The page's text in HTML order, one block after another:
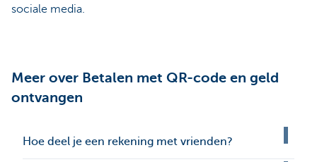
sociale media.
Meer over Betalen met QR-code en geld
ontvangen
Hoe deel je een rekening met vrienden?